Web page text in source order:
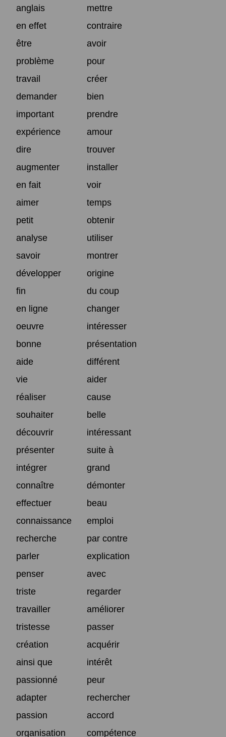
anglais
mettre
en effet
contraire
être
avoir
problème
pour
travail
créer
demander
bien
important
prendre
expérience
amour
dire
trouver
augmenter
installer
en fait
voir
aimer
temps
petit
obtenir
analyse
utiliser
savoir
montrer
développer
origine
fin
du coup
en ligne
changer
oeuvre
intéresser
bonne
présentation
aide
différent
vie
aider
réaliser
cause
souhaiter
belle
découvrir
intéressant
présenter
suite à
intégrer
grand
connaître
démonter
effectuer
beau
connaissance
emploi
recherche
par contre
parler
explication
penser
avec
triste
regarder
travailler
améliorer
tristesse
passer
création
acquérir
ainsi que
intérêt
passionné
peur
adapter
rechercher
passion
accord
organisation
compétence